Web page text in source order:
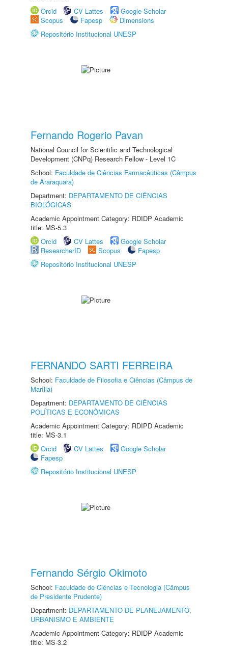
Orcid
CV Lattes
Google Scholar
Scopus
Fapesp
Dimensions
Repositório Institucional UNESP
Fernando Rogerio Pavan
National Council for Scientific and Technological
Development (CNPq) Research Fellow - Level 1C
School: Faculdade de Ciências Farmacêuticas (Câmpus
de Araraquara)
Department: DEPARTAMENTO DE CIÊNCIAS
BIOLÓGICAS
Academic Appointment Category: RDIDP Academic
title: MS-5.3
Orcid
CV Lattes
Google Scholar
ResearcherID
Scopus
Fapesp
Repositório Institucional UNESP
FERNANDO SARTI FERREIRA
School: Faculdade de Filosofia e Ciências (Câmpus de
Marília)
Department: DEPARTAMENTO DE CIÊNCIAS
POLÍTICAS E ECONÔMICAS
Academic Appointment Category: RDIPD Academic
title: MS-3.1
Orcid
CV Lattes
Google Scholar
Fapesp
Repositório Institucional UNESP
Fernando Sérgio Okimoto
School: Faculdade de Ciências e Tecnologia (Câmpus
de Presidente Prudente)
Department: DEPARTAMENTO DE PLANEJAMENTO,
URBANISMO E AMBIENTE
Academic Appointment Category: RDIDP Academic
title: MS-3.2